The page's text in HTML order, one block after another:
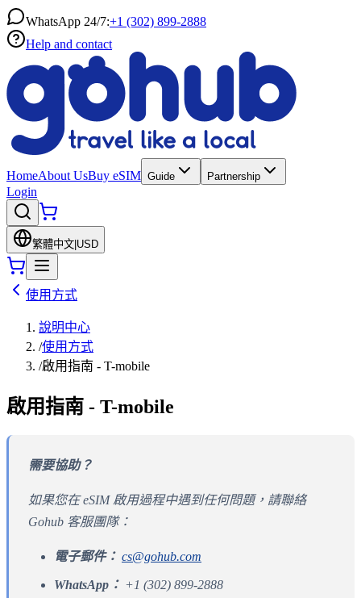
WhatsApp 24/7:+1 (302) 899-2888
Help and contact
HomeAbout UsBuy eSIM Guide Partnership
Login
繁體中文 USD
使用方式
說明中心
/使用方式
/啟用指南 - T-mobile
啟用指南 - T-mobile
需要協助？
如果您在 eSIM 啟用過程中遇到任何問題，請聯絡
Gohub 客服團隊：
電子郵件： cs@gohub.com
WhatsApp： +1 (302) 899-2888